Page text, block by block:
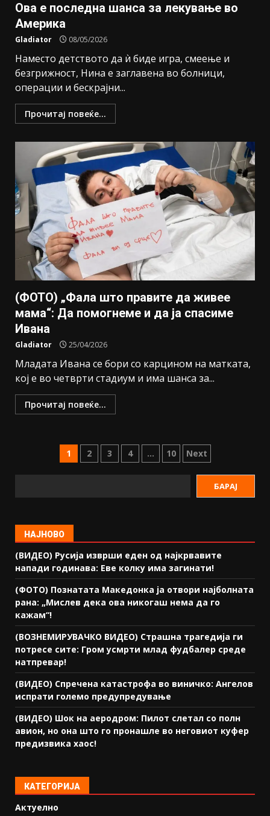
Ова е последна шанса за лекување во
Америка
Gladiator 08/05/2026
Наместо детството да ѝ биде игра, смеење и
безгрижност, Нина е заглавена во болници,
операции и бескрајни...
Прочитај повеќе...
(ФОТО) „Фала што правите да живее
мама“: Да помогнеме и да ја спасиме
Ивана
Gladiator 25/04/2026
Младата Ивана се бори со карцином на матката,
кој е во четврти стадиум и има шанса за...
Прочитај повеќе...
1 2 3 4 … 10 Next
БАРАЈ
НАЈНОВО
(ВИДЕО) Русија изврши еден од најкрвавите
напади годинава: Еве колку има загинати!
(ФОТО) Познатата Македонка ја отвори најболната
рана: „Мислев дека ова никогаш нема да го
кажам“!
(ВОЗНЕМИРУВАЧКО ВИДЕО) Страшна трагедија ги
потресе сите: Гром усмрти млад фудбалер среде
натпревар!
(ВИДЕО) Спречена катастрофа во виничко: Ангелов
испрати големо предупредување
(ВИДЕО) Шок на аеродром: Пилот слетал со полн
авион, но она што го пронашле во неговиот куфер
предизвика хаос!
КАТЕГОРИЈА
Актуелно